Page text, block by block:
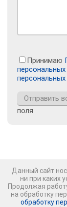
Принимаю
поля
Данный сайт
ни при каких
Продолжая
на обработку
обработку